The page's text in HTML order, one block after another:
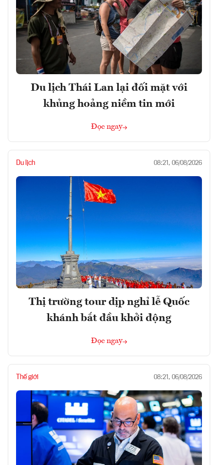
Du lịch Thái Lan lại đối mặt với
khủng hoảng niềm tin mới
Đọc ngay
Du lịch 08:21, 06/08/2026
Thị trường tour dịp nghỉ lễ Quốc
khánh bắt đầu khởi động
Đọc ngay
Thế giới 08:21, 06/08/2026